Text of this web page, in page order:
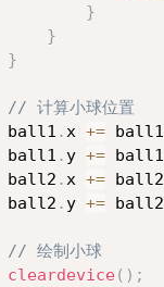
}
}
}
// 计算小球位置
		ball1
.x += ball1
		ball1
. y += ball1
		ball2
.x += ball2
		ball2
. y += ball2
// 绘制小球
cleardevice( ) ;